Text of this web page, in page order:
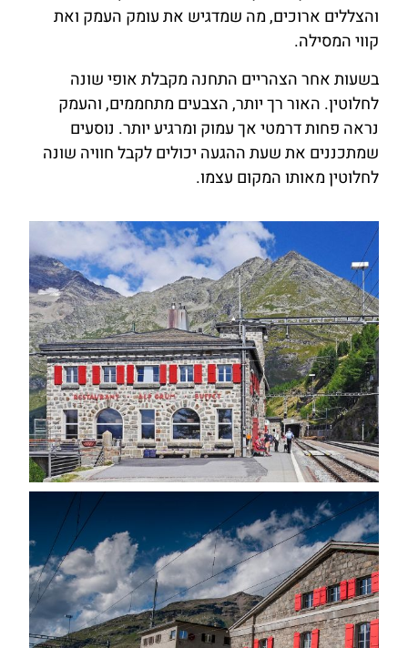
והצללים ארוכים, מה שמדגיש את עומק העמק ואת
קווי המסילה.
בשעות אחר הצהריים התחנה מקבלת אופי שונה
לחלוטין. האור רך יותר, הצבעים מתחממים, והעמק
נראה פחות דרמטי אך עמוק ומרגיע יותר. נוסעים
שמתכננים את שעת ההגעה יכולים לקבל חוויה שונה
לחלוטין מאותו המקום עצמו.